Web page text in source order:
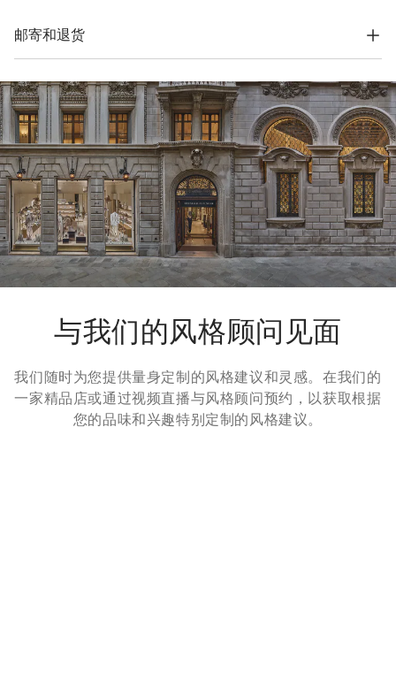
料制作，整个包装设计基于自立结构，可以用于储存和再使用，
并可平整存放在非常小的空间。
邮寄和退货
我们所有服装的寄送都是免费的。全球快递从周一到周五执行，
一般在5个工作日内送达。有关交货时间的更多信息，请参考运
输页面。
退货方式
我们很乐意为您免费提供7天退货，30天换货服务。更多信息，
请参考退货页面。
与我们的风格顾问见面
我们随时为您提供量身定制的风格建议和灵感。在我们的
一家精品店或通过视频直播与风格顾问预约，以获取根据
您的品味和兴趣特别定制的风格建议。